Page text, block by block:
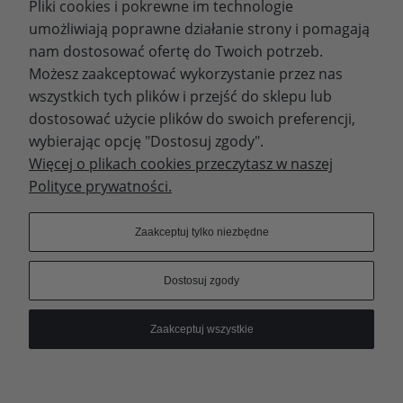
Zapisz się
WYDAWNICTWO PROMIC
PRODUKTY
Prawa autorskie © 2023 - Wydawnictwo PROMIC
© Wydawnictwo PROMIC
Pliki cookies i pokrewne im technologie
umożliwiają poprawne działanie strony i pomagają
nam dostosować ofertę do Twoich potrzeb.
Możesz zaakceptować wykorzystanie przez nas
wszystkich tych plików i przejść do sklepu lub
dostosować użycie plików do swoich preferencji,
wybierając opcję "Dostosuj zgody".
Więcej o plikach cookies przeczytasz w naszej
Polityce prywatności.
Zaakceptuj tylko niezbędne
Dostosuj zgody
Zaakceptuj wszystkie